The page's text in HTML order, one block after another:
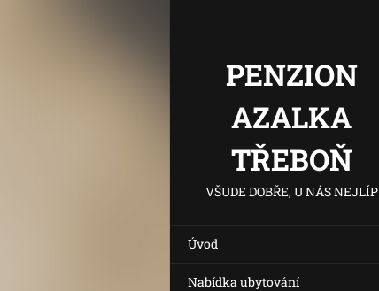
PENZION
AZALKA
TŘEBOŇ
VŠUDE DOBŘE, U NÁS NEJLÍP
Úvod
Nabídka ubytování